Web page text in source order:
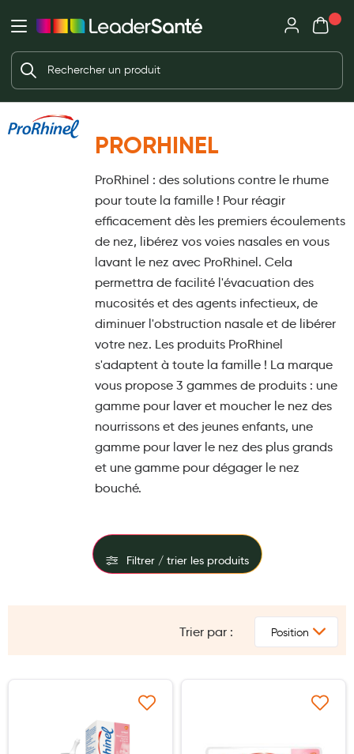
Ma Pharmacie LeaderSanté
Ouvrir l'application
Ouvrir
Créer un compte
Mon
Votre panier est vide
Beauté et soin
Visage
Soins mains et ongles
Dentifrices et bains de bouche
Crème solaire - Visage et corps
Préservatifs - Gels lubrifiants
Accessoires, coutellerie, brosserie
Parfums et bougies d'ambiance
PRORHINEL
ProRhinel : des solutions contre le rhume
pour toute la famille ! Pour réagir
efficacement dès les premiers écoulements
de nez, libérez vos voies nasales en vous
lavant le nez avec ProRhinel. Cela
permettra de facilité l'évacuation des
mucosités et des agents infectieux, de
diminuer l'obstruction nasale et de libérer
votre nez. Les produits ProRhinel
s'adaptent à toute la famille ! La marque
vous propose 3 gammes de produits : une
gamme pour laver et moucher le nez des
nourrissons et des jeunes enfants, une
gamme pour laver le nez des plus grands
et une gamme pour dégager le nez
bouché.
Trier par :
Ajouter à ma liste d’envie Ajouter à ma liste
Filtrer / trier les produits